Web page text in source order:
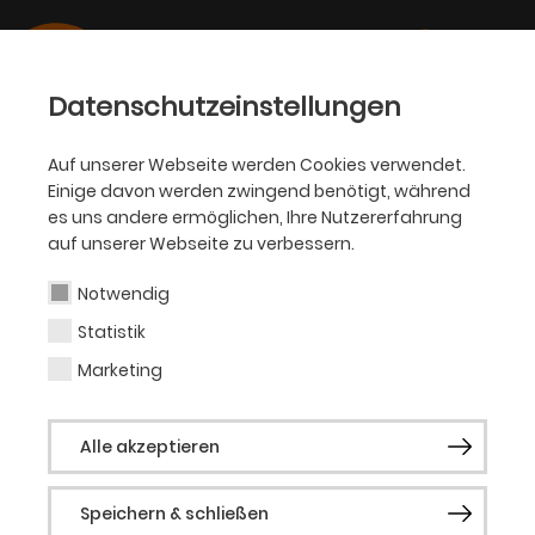
Datenschutzeinstellungen
Auf unserer Webseite werden Cookies verwendet.
Einige davon werden zwingend benötigt, während
es uns andere ermöglichen, Ihre Nutzererfahrung
auf unserer Webseite zu verbessern.
Notwendig
Statistik
Marketing
Alle akzeptieren
Speichern & schließen
OPER
Pene Pati
Gast Oper
Pene Pati wurde in Samoa geboren und
wuchs in Neuseeland auf. Er begann sein
Gesangstudium an der University of
Auckland und absolvierte 2012 einen